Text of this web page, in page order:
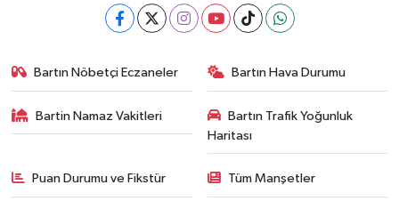
Bartın Nöbetçi Eczaneler Bartın Hava Durumu
Bartin Namaz Vakitleri
Bartın Trafik Yoğunluk
Haritası
Puan Durumu ve Fikstür Tüm Manşetler